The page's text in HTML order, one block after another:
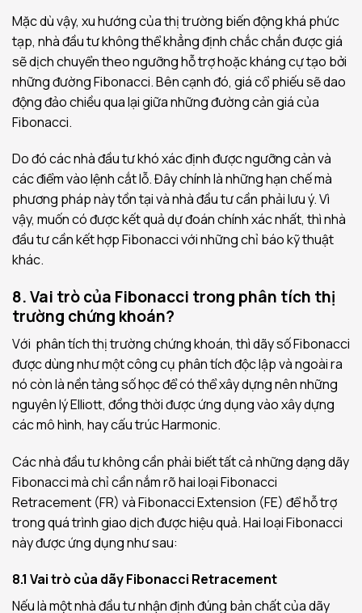
Mặc dù vậy, xu hướng của thị trường biến động khá phức
tạp, nhà đầu tư không thể khẳng định chắc chắn được giá
sẽ dịch chuyển theo ngưỡng hỗ trợ hoặc kháng cự tạo bởi
những đường Fibonacci. Bên cạnh đó, giá cổ phiếu sẽ dao
động đảo chiều qua lại giữa những đường cản giá của
Fibonacci.
Do đó các nhà đầu tư khó xác định được ngưỡng cản và
các điểm vào lệnh cắt lỗ. Đây chính là những hạn chế mà
phương pháp này tồn tại và nhà đầu tư cần phải lưu ý. Vì
vậy, muốn có được kết quả dự đoán chính xác nhất, thì nhà
đầu tư cần kết hợp Fibonacci với những chỉ báo kỹ thuật
khác.
8. Vai trò của Fibonacci trong phân tích thị
trường chứng khoán?
Với phân tích thị trường chứng khoán, thì dãy số Fibonacci
được dùng như một công cụ phân tích độc lập và ngoài ra
nó còn là nền tảng số học để có thể xây dựng nên những
nguyên lý Elliott, đồng thời được ứng dụng vào xây dựng
các mô hình, hay cấu trúc Harmonic.
Các nhà đầu tư không cần phải biết tất cả những dạng dãy
Fibonacci mà chỉ cần nắm rõ hai loại Fibonacci
Retracement (FR) và Fibonacci Extension (FE) để hỗ trợ
trong quá trình giao dịch được hiệu quả. Hai loại Fibonacci
này được ứng dụng như sau:
8.1 Vai trò của dãy Fibonacci Retracement
Nếu là một nhà đầu tư nhận định đúng bản chất của dãy